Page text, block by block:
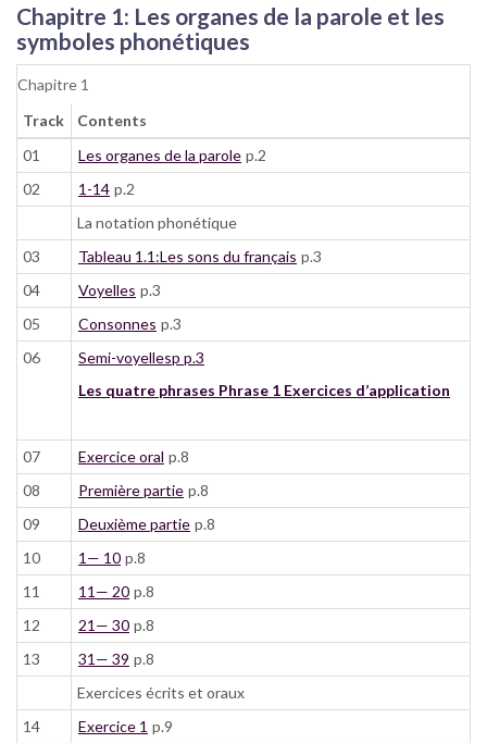
Chapitre 1: Les organes de la parole et les
symboles phonétiques
Chapitre 1
Track
Contents
01
Les organes de la parole p.2
02
1-14 p.2
La notation phonétique
03
Tableau 1.1:Les sons du français p.3
04
Voyelles p.3
05
Consonnes p.3
06
Semi-voyellesp p.3
Les quatre phrases Phrase 1 Exercices d’application
07 Exercice oral p.8
08
Première partie p.8
09
Deuxième partie p.8
10
1— 10 p.8
11
11— 20 p.8
12
21— 30 p.8
13
31— 39 p.8
Exercices écrits et oraux
14
Exercice 1 p.9